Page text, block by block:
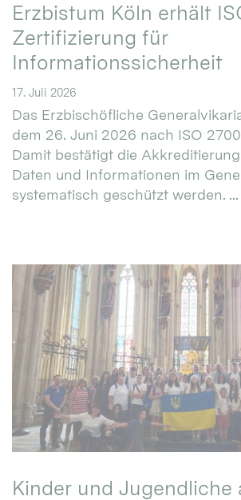
Erzbistum Köln erhält
Zertifizierung für
Informationssicherheit
17. Juli 2026
Das Erzbischöfliche
dem 26. Juni 2026 nach ISO
Damit bestätigt die
Daten und Informationen im
systematisch geschützt werden. ...
Kinder und Jugendliche